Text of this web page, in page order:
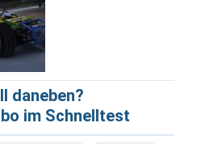
daneben?
im Schnelltest